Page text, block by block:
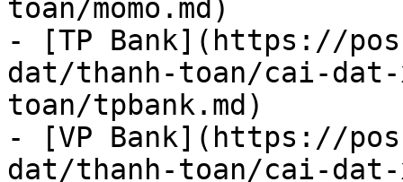
toan/momo.md)
- [TP Bank](https://
dat/thanh-toan/cai-dat-
toan/tpbank.md)
- [VP Bank](https://
dat/thanh-toan/cai-dat-